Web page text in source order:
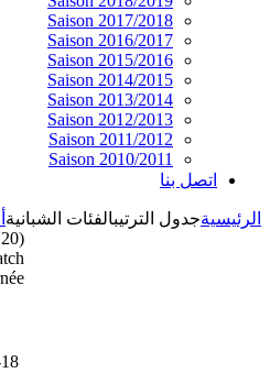
Saison 2017/2018
Saison 2016/2017
Saison 2015/2016
Saison 2014/2015
Saison 2013/2014
Saison 2012/2013
Saison 2011/2012
Saison 2010/2011
اتصل بنا
الرئيسيةجدول الترتيبالفئات الشبانية